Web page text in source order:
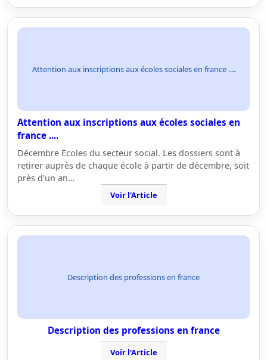
Attention aux inscriptions aux écoles sociales en france ....
Attention aux inscriptions aux écoles sociales en
france ....
Décembre Ecoles du secteur social. Les dossiers sont à
retirer auprès de chaque école à partir de décembre, soit
près d'un an…
Voir l'Article
Description des professions en france
Description des professions en france
Voir l'Article